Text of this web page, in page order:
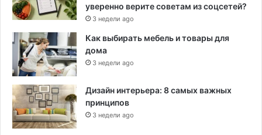
уверенно верите советам из соцсетей?
3 недели ago
Как выбирать мебель и товары для
дома
3 недели ago
Дизайн интерьера: 8 самых важных
принципов
3 недели ago